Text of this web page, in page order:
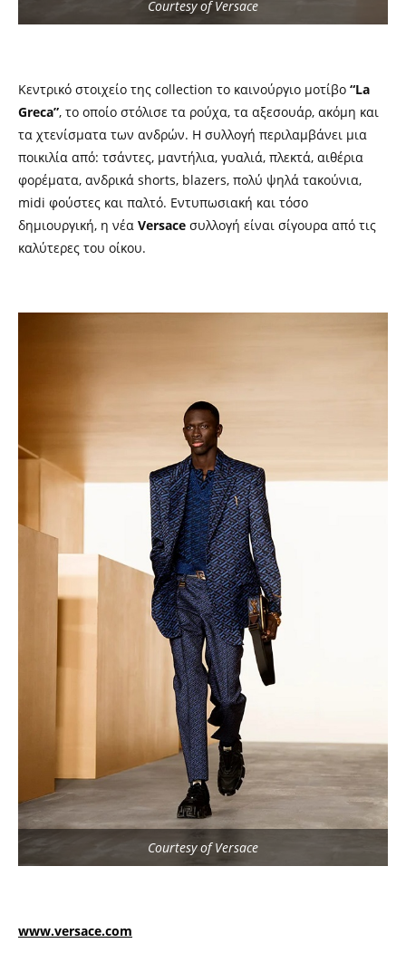
Courtesy of Versace
Κεντρικό στοιχείο της collection το καινούργιο μοτίβο “La
Greca”, το οποίο στόλισε τα ρούχα, τα αξεσουάρ, ακόμη και
τα χτενίσματα των ανδρών. Η συλλογή περιλαμβάνει μια
ποικιλία από: τσάντες, μαντήλια, γυαλιά, πλεκτά, αιθέρια
φορέματα, ανδρικά shorts, blazers, πολύ ψηλά τακούνια,
midi φούστες και παλτό. Εντυπωσιακή και τόσο
δημιουργική, η νέα Versace συλλογή είναι σίγουρα από τις
καλύτερες του οίκου.
Courtesy of Versace
www.versace.com